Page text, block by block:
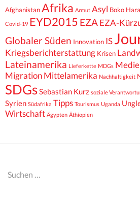
AfghanistanAfrika Armut Asyl Boko
Covid-19 EYD2015 EZA EZA-
Globaler Süden Innovation IS
Kriegsberichterstattung Krisen
Lateinamerika Lieferkette MDGs
Migration Mittelamerika Nachhaltigkeit
SDGsSebastian Kurz soziale
Syrien Südafrika Tipps Tourismus Uganda
Wirtschaft Ägypten Äthiopien
Suchen